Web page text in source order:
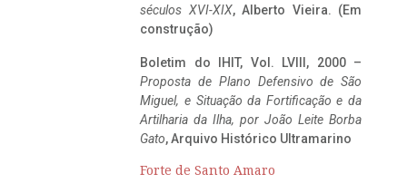
séculos XVI-XIX, Alberto Vieira. (Em
construção)
Boletim do IHIT, Vol. LVIII, 2000 –
Proposta de Plano Defensivo de São
Miguel, e Situação da Fortificação e da
Artilharia da Ilha, por João Leite Borba
Gato, Arquivo Histórico Ultramarino
Forte de Santo Amaro